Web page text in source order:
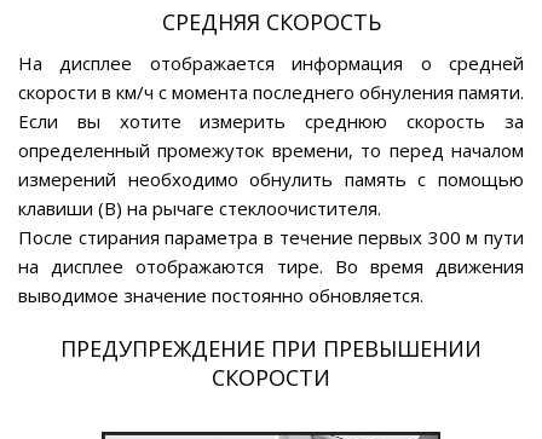
СРЕДНЯЯ СКОРОСТЬ
На дисплее отображается информация о средней
скорости в км/ч с момента последнего обнуления памяти.
Если вы хотите измерить среднюю скорость за
определенный промежуток времени, то перед началом
измерений необходимо обнулить память с помощью
клавиши (В) на рычаге стеклоочистителя.
После стирания параметра в течение первых 300 м пути
на дисплее отображаются тире. Во время движения
выводимое значение постоянно обновляется.
ПРЕДУПРЕЖДЕНИЕ ПРИ ПРЕВЫШЕНИИ
СКОРОСТИ